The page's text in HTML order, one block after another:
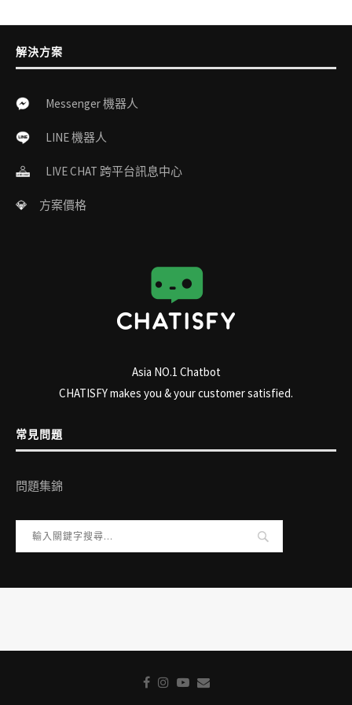
解決方案
Messenger 機器人
LINE 機器人
LIVE CHAT 跨平台訊息中心
💎 方案價格
Asia NO.1 Chatbot
CHATISFY makes you & your customer satisfied.
常見問題
問題集錦